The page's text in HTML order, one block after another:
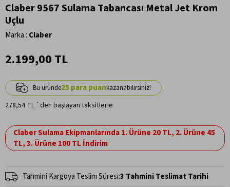
Claber 9567 Sulama Tabancası Metal Jet Krom
Uçlu
Marka : Claber
2.199,00 TL
25
278,54 TL `den başlayan taksitlerle
Claber Sulama Ekipmanlarında 1. Ürüne 20 TL, 2. Ürüne 45
TL, 3. Ürüne 100 TL İndirim
Tahmini Kargoya Teslim Süresi:3 Tahmini Teslimat Tarihi